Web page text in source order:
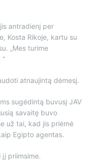
antradienį per
Kosta Rikoje, kartu su
„Mes turime
atnaujintą dėmesį.
sugėdintą buvusį JAV
savaitę buvo
už tai, kad jis priėmė
Egipto agentas.
jį priimsime.